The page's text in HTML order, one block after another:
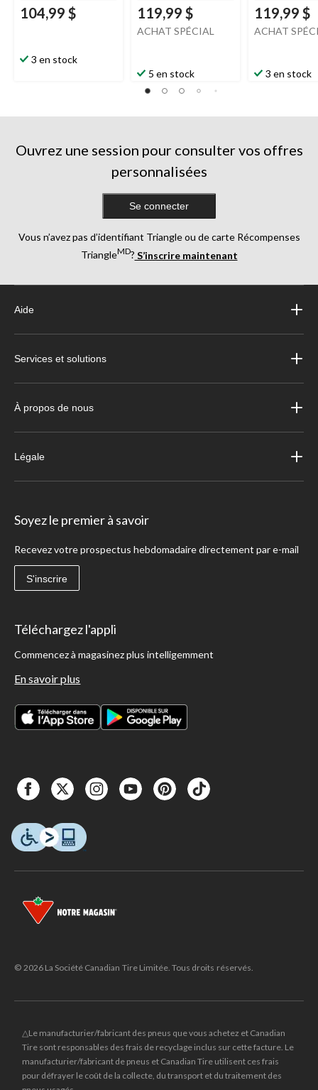
104,99 $
3 en stock
119,99 $
ACHAT SPÉCIAL
5 en stock
119,99 $
ACHAT
3 en stock
Ouvrez une session pour consulter vos offres
personnalisées
Se connecter
Vous n’avez pas d’identifiant Triangle ou de carte Récompenses
TriangleMD? S’inscrire maintenant
Aide
Services et solutions
À propos de nous
Légale
Soyez le premier à savoir
Recevez votre prospectus hebdomadaire directement par e-mail
S'inscrire
Téléchargez l'appli
Commencez à magasinez plus intelligemment
En savoir plus
© 2026 La Société Canadian Tire Limitée. Tous droits réservés.
△Le manufacturier/fabricant des pneus que vous achetez et Canadian
Tire sont responsables des frais de recyclage inclus sur cette facture. Le
manufacturier/fabricant de pneus et Canadian Tire utilisent ces frais
pour défrayer le coût de la collecte, du transport et du traitement des